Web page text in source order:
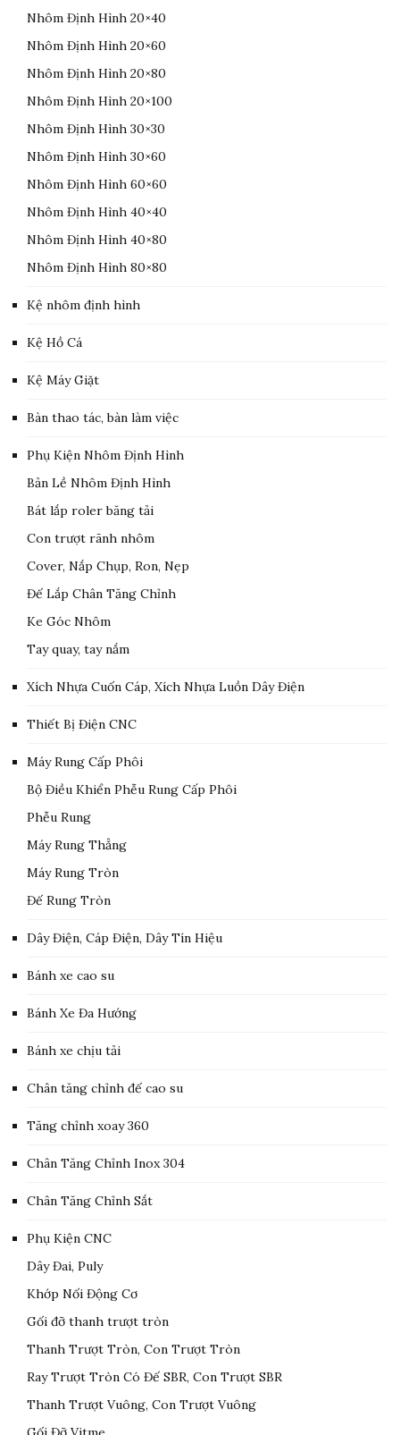
Nhôm Định Hình 20×40
Nhôm Định Hình 20×60
Nhôm Định Hình 20×80
Nhôm Định Hình 20×100
Nhôm Định Hình 30×30
Nhôm Định Hình 30×60
Nhôm Định Hình 60×60
Nhôm Định Hình 40×40
Nhôm Định Hình 40×80
Nhôm Định Hình 80×80
Kệ nhôm định hình
Kệ Hồ Cá
Kệ Máy Giặt
Bàn thao tác, bàn làm việc
Phụ Kiện Nhôm Định Hình
Bản Lề Nhôm Định Hình
Bát lắp roler băng tải
Con trượt rãnh nhôm
Cover, Nắp Chụp, Ron, Nẹp
Đế Lắp Chân Tăng Chỉnh
Ke Góc Nhôm
Tay quay, tay nắm
Xích Nhựa Cuốn Cáp, Xích Nhựa Luồn Dây Điện
Thiết Bị Điện CNC
Máy Rung Cấp Phôi
Bộ Điều Khiển Phễu Rung Cấp Phôi
Phễu Rung
Máy Rung Thẳng
Máy Rung Tròn
Đế Rung Tròn
Dây Điện, Cáp Điện, Dây Tín Hiệu
Bánh xe cao su
Bánh Xe Đa Hướng
Bánh xe chịu tải
Chân tăng chỉnh đế cao su
Tăng chỉnh xoay 360
Chân Tăng Chỉnh Inox 304
Chân Tăng Chỉnh Sắt
Phụ Kiện CNC
Dây Đai, Puly
Khớp Nối Động Cơ
Gối đỡ thanh trượt tròn
Thanh Trượt Tròn, Con Trượt Tròn
Ray Trượt Tròn Có Đế SBR, Con Trượt SBR
Thanh Trượt Vuông, Con Trượt Vuông